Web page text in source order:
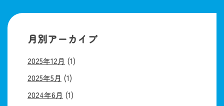
月別アーカイブ
2025年12月 (1)
2025年5月 (1)
2024年6月 (1)